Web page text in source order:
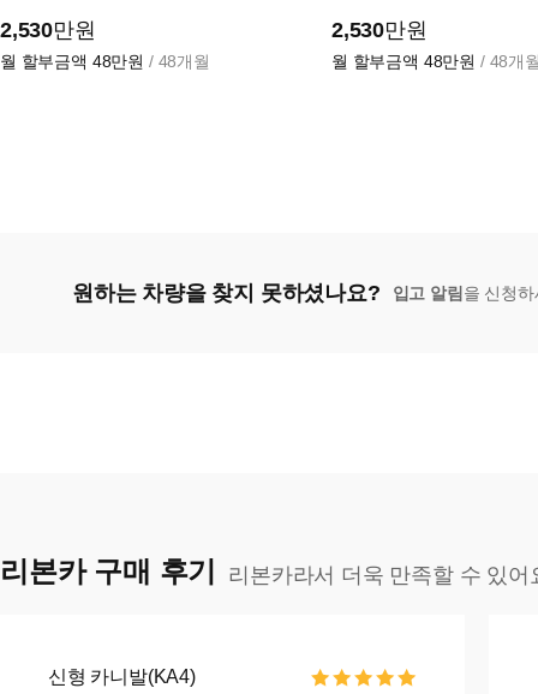
2,530만원
월 할부금액 48만원 / 48개월
2,530만원
월 할부금액 48만원 / 48개
원하는 차량을 찾지 못하셨나요? 입고 알림 을 신청
리본카 구매 후기 리본카라서 더욱 만족할 수 있어
신형 카니발(KA4)